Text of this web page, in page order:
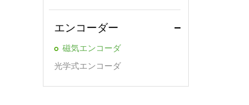
エンコーダー
磁気エンコーダ
光学式エンコーダ